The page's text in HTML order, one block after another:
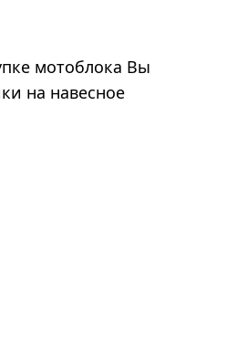
мотоблока Вы
на навесное